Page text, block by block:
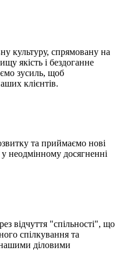
культуру, спрямовану на
якість і бездоганне
зусиль, щоб
клієнтів.
та приймаємо нові
неодмінному досягненні
відчуття "спільності", що
спілкування та
діловими